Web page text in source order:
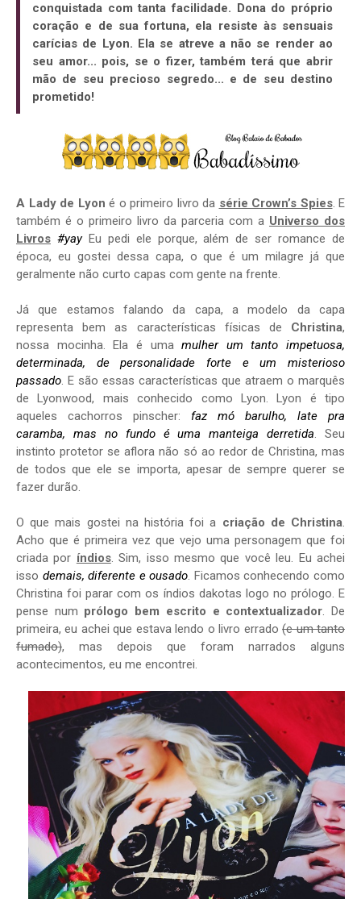
conquistada com tanta facilidade. Dona do próprio
coração e de sua fortuna, ela resiste às sensuais
carícias de Lyon. Ela se atreve a não se render ao
seu amor... pois, se o fizer, também terá que abrir
mão de seu precioso segredo... e de seu destino
prometido!
A Lady de Lyon é o primeiro livro da série Crown’s Spies. E
também é o primeiro livro da parceria com a Universo dos
Livros #yayEu pedi ele porque, além de ser romance de
época, eu gostei dessa capa, o que é um milagre já que
geralmente não curto capas com gente na frente.
Já que estamos falando da capa, a modelo da capa
representa bem as características físicas de Christina,
nossa mocinha. Ela é umamulher um tanto impetuosa,
determinada, de personalidade forte e um misterioso
passado. E são essas características que atraem o marquês
de Lyonwood, mais conhecido como Lyon. Lyon é tipo
aqueles cachorros pinscher: faz mó barulho, late pra
caramba, mas no fundo é uma manteiga derretida. Seu
instinto protetor se aflora não só ao redor de Christina, mas
de todos que ele se importa, apesar de sempre querer se
fazer durão.
O que mais gostei na história foi a criação de Christina.
Acho que é primeira vez que vejo uma personagem que foi
criada por índios. Sim, isso mesmo que você leu. Eu achei
isso demais, diferente e ousado. Ficamos conhecendo como
Christina foi parar com os índios dakotas logo no prólogo. E
pense num prólogo bem escrito e contextualizador. De
primeira, eu achei que estava lendo o livro errado(e um tanto
fumado), mas depois que foram narrados alguns
acontecimentos, eu me encontrei.